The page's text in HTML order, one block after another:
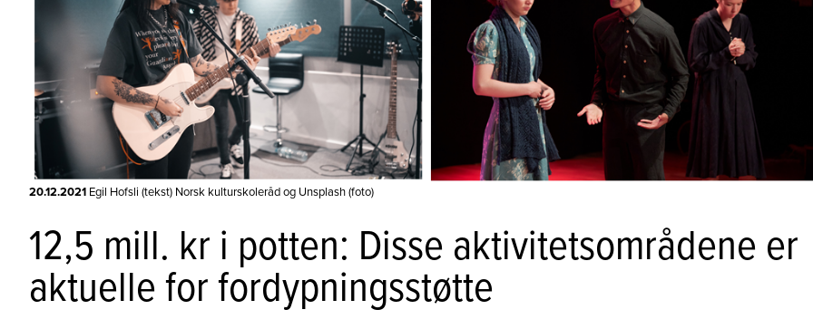
20.12.2021 Egil Hofsli (tekst) Norsk kulturskoleråd og Unsplash (foto)
12,5 mill. kr i potten: Disse aktivitetsområdene er
aktuelle for fordypningsstøtte